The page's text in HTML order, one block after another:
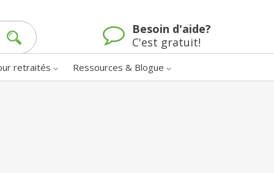
Besoin d'aide?
C'est gratuit!
retraités Ressources & Blogue